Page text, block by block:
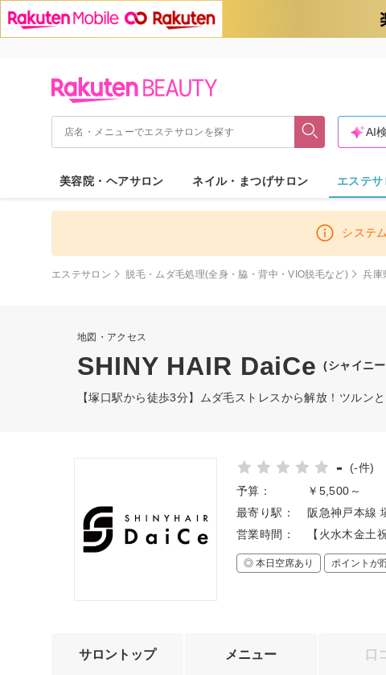
AI
美容院・ヘアサロン ネイル・まつげサロン エステサ
システ
エステサロン 脱毛・ムダ毛処理(全身・脇・背中・VIO脱毛など) 兵庫
地図・アクセス
SHINY HAIR DaiCe (シャイニ
【塚口駅から徒歩3分】ムダ毛ストレスから解放！ツルン
- (-件)
予算：
￥5,500～
最寄り駅：
阪急神戸本線
営業時間：
【火水木金
◎ 本日空席あり ポイントが
サロントップ メニュー 口